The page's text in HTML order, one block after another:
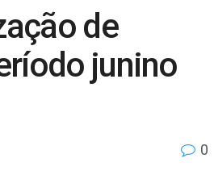
de
junino
0